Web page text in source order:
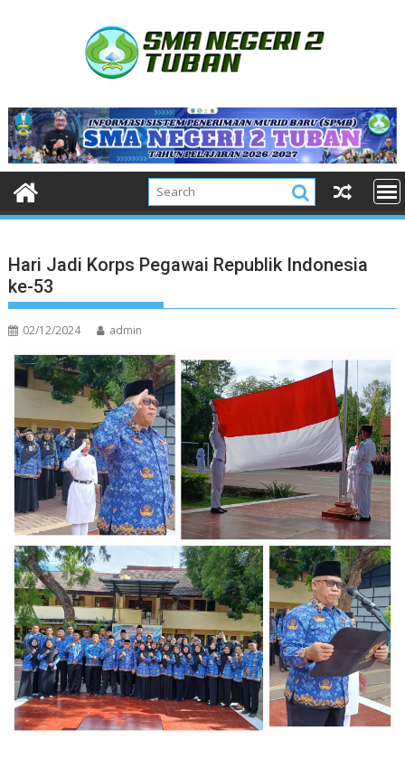
Hari Jadi Korps Pegawai Republik Indonesia
ke-53
02/12/2024 admin